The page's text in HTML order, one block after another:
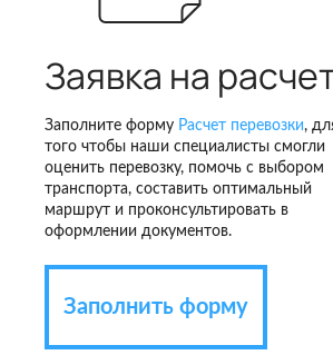
Заявка на
Заполните форму Расчет перевозки,
того чтобы наши специалисты смогли
оценить перевозку, помочь с выбором
транспорта, составить оптимальный
маршрут и проконсультировать в
оформлении документов.
Заполнить форму